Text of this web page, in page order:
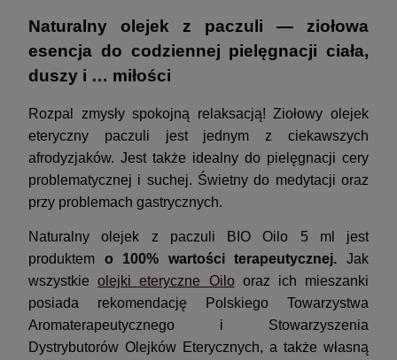
Naturalny olejek z paczuli — ziołowa
esencja do codziennej pielęgnacji ciała,
duszy i … miłości
Rozpal zmysły spokojną relaksacją! Ziołowy olejek
eteryczny paczuli jest jednym z ciekawszych
afrodyzjaków. Jest także idealny do pielęgnacji cery
problematycznej i suchej. Świetny do medytacji oraz
przy problemach gastrycznych.
Naturalny olejek z paczuli BIO Oilo 5 ml jest
produktem o 100% wartości terapeutycznej.Jak
wszystkieolejki eteryczne Oilooraz ich mieszanki
posiada rekomendację Polskiego Towarzystwa
Aromaterapeutycznego i Stowarzyszenia
Dystrybutorów Olejków Eterycznych, a także własną